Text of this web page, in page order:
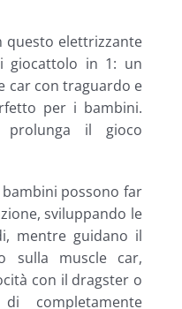
questo elettrizzante
giocattolo in 1: un
car con traguardo e
per i bambini.
prolunga il gioco
possono far
sviluppando le
mentre guidano il
sulla muscle car,
con il dragster o
completamente